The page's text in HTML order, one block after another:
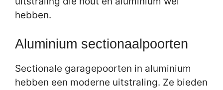
hebben.
Aluminium sectionaalpoorten
Sectionale garagepoorten in aluminium
hebben een moderne uitstraling. Ze bieden